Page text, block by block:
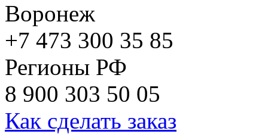
Воронеж
+7 473 300 35 85
Регионы РФ
8 900 303 50 05
Как сделать заказ